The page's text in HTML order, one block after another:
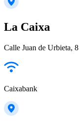
La Caixa
Calle Juan de Urbieta, 8
Caixabank